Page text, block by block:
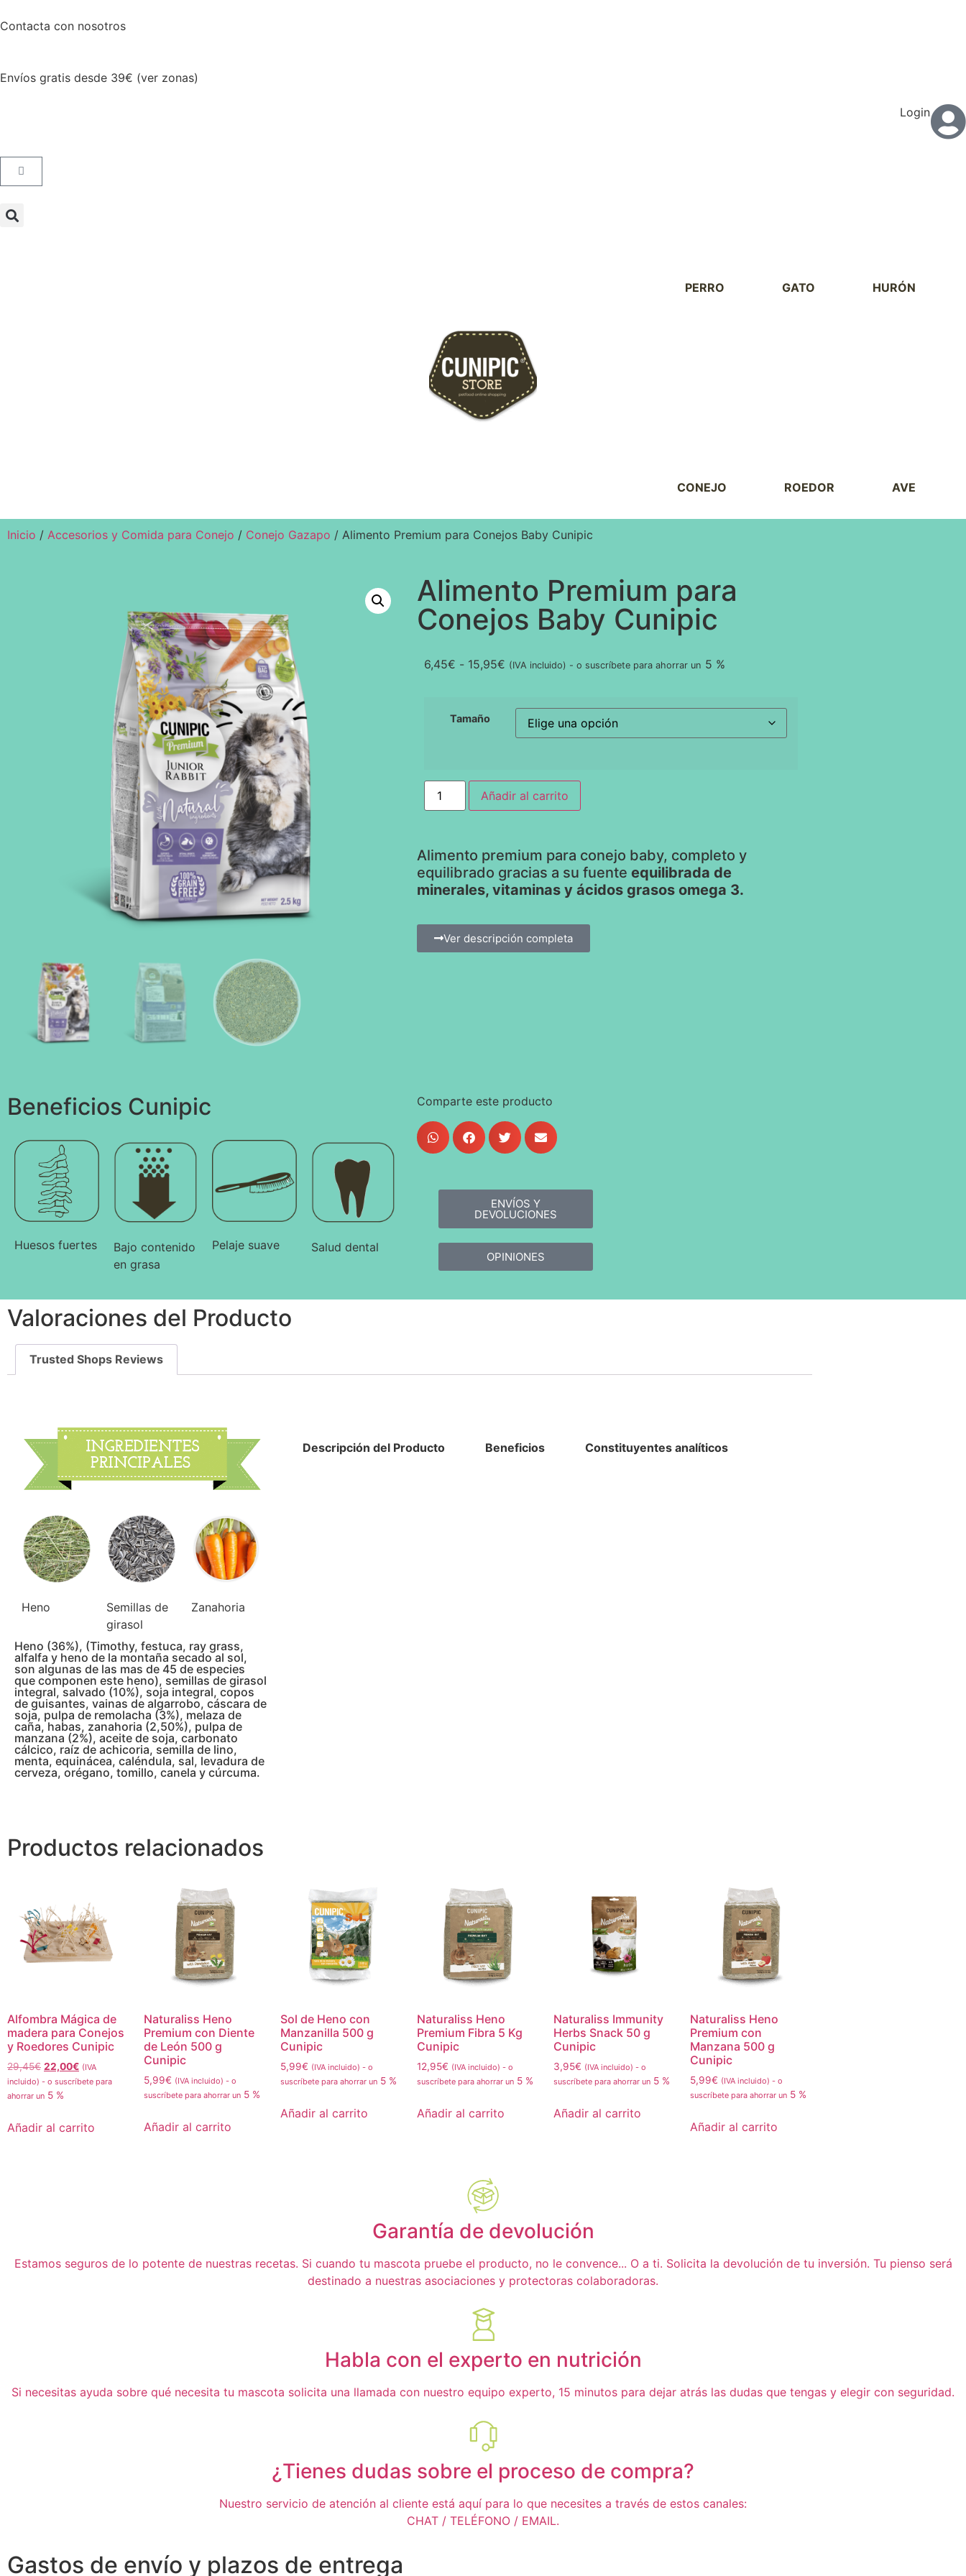
Contacta con nosotros
Envíos gratis desde 39€ (ver zonas)
Login
PERRO GATO HURÓN
CONEJO ROEDOR AVE
Inicio / Accesorios y Comida para Conejo / Conejo Gazapo / Alimento Premium para Conejos Baby Cunipic
Alimento Premium para
Conejos Baby Cunipic
6,45€ - 15,95€ (IVA incluido) - o suscríbete para ahorrar un 5 %
Tamaño
Añadir al carrito
Alimento premium para conejo baby, completo y
equilibrado gracias a su fuente equilibrada de
minerales, vitaminas y ácidos grasos omega 3.
Ver descripción completa
Beneficios Cunipic
Huesos fuertes
Bajo contenido
en grasa
Pelaje suave Salud dental
Comparte este producto
ENVÍOS Y
DEVOLUCIONES
OPINIONES
Valoraciones del Producto
Trusted Shops Reviews
Heno
Semillas de
girasol
Zanahoria
Heno (36%), (Timothy, festuca, ray grass,
alfalfa y heno de la montaña secado al sol,
son algunas de las mas de 45 de especies
que componen este heno), semillas de girasol
integral, salvado (10%), soja integral, copos
de guisantes, vainas de algarrobo, cáscara de
soja, pulpa de remolacha (3%), melaza de
caña, habas, zanahoria (2,50%), pulpa de
manzana (2%), aceite de soja, carbonato
cálcico, raíz de achicoria, semilla de lino,
menta, equinácea, caléndula, sal, levadura de
cerveza, orégano, tomillo, canela y cúrcuma.
Descripción del Producto Beneficios Constituyentes analíticos
Productos relacionados
Alfombra Mágica de
madera para Conejos
y Roedores Cunipic
29,45€ 22,00€ (IVA
incluido) - o suscríbete para
ahorrar un 5 %
Añadir al carrito
Naturaliss Heno
Premium con Diente
de León 500 g
Cunipic
5,99€ (IVA incluido) - o
suscríbete para ahorrar un 5 %
Añadir al carrito
Sol de Heno con
Manzanilla 500 g
Cunipic
5,99€ (IVA incluido) - o
suscríbete para ahorrar un 5 %
Añadir al carrito
Naturaliss Heno
Premium Fibra 5 Kg
Cunipic
12,95€ (IVA incluido) - o
suscríbete para ahorrar un 5 %
Añadir al carrito
Naturaliss Immunity
Herbs Snack 50 g
Cunipic
3,95€ (IVA incluido) - o
suscríbete para ahorrar un 5 %
Añadir al carrito
Naturaliss Heno
Premium con
Manzana 500 g
Cunipic
5,99€ (IVA incluido) - o
suscríbete para ahorrar un 5 %
Añadir al carrito
Garantía de devolución
Estamos seguros de lo potente de nuestras recetas. Si cuando tu mascota pruebe el producto, no le convence... O a ti. Solicita la devolución de tu inversión. Tu pienso será
destinado a nuestras asociaciones y protectoras colaboradoras.
Habla con el experto en nutrición
Si necesitas ayuda sobre qué necesita tu mascota solicita una llamada con nuestro equipo experto, 15 minutos para dejar atrás las dudas que tengas y elegir con seguridad.
¿Tienes dudas sobre el proceso de compra?
Nuestro servicio de atención al cliente está aquí para lo que necesites a través de estos canales:
CHAT / TELÉFONO / EMAIL.
Gastos de envío y plazos de entrega